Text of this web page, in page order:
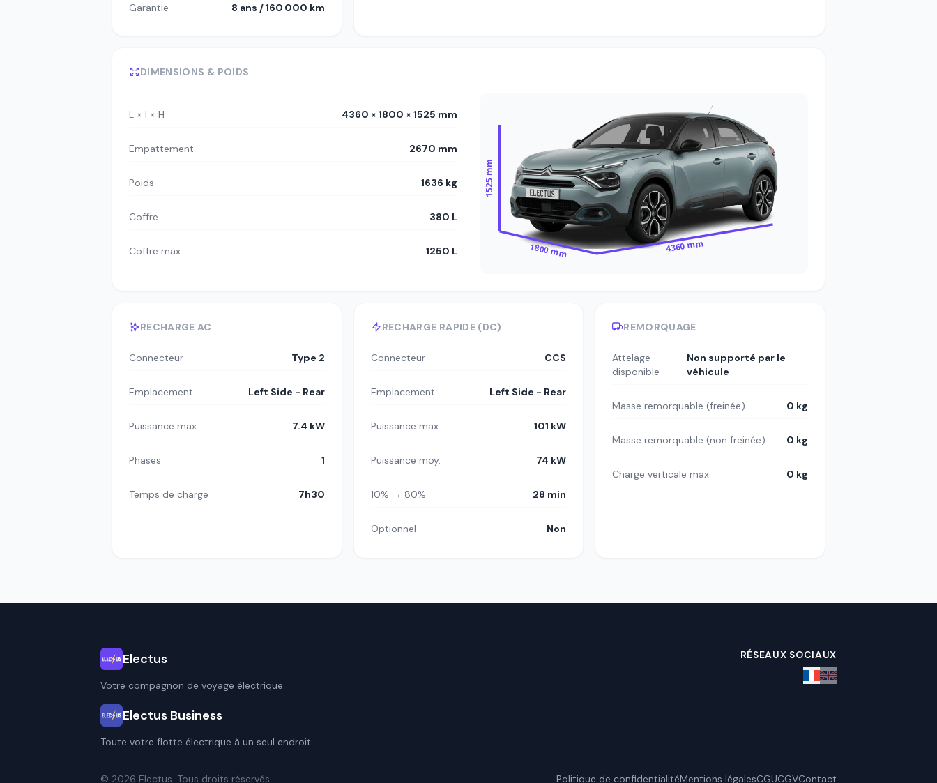
Garantie 8 ans / 160 000 km
DIMENSIONS & POIDS
L × l × H 4360 × 1800 × 1525 mm
Empattement 2670 mm
Poids 1636 kg
Coffre 380 L
Coffre max 1250 L
1525 mm
1800 mm 4360 mm
RECHARGE AC
Connecteur Type 2
Emplacement Left Side - Rear
Puissance max 7.4 kW
Phases 1
Temps de charge 7h30
RECHARGE RAPIDE (DC)
Connecteur CCS
Emplacement Left Side - Rear
Puissance max 101 kW
Puissance moy. 74 kW
10% → 80% 28 min
Optionnel Non
REMORQUAGE
Attelage
disponible
Non supporté par le
véhicule
Masse remorquable (freinée) 0 kg
Masse remorquable (non freinée) 0 kg
Charge verticale max 0 kg
Electus
Votre compagnon de voyage électrique.
Electus Business
Toute votre flotte électrique à un seul endroit.
RÉSEAUX SOCIAUX
© 2026 Electus. Tous droits réservés. Politique de confidentialitéMentions légalesCGUCGVContact